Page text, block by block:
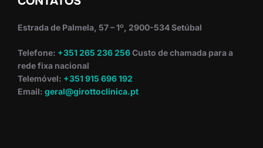
Estrada de Palmela, 57 – 1º, 2900-534 Setúbal
Telefone: +351 265 236 256Custo de chamada para a
rede fixa nacional
Telemóvel: +351 915 696 192
Email: geral@girottoclinica.pt